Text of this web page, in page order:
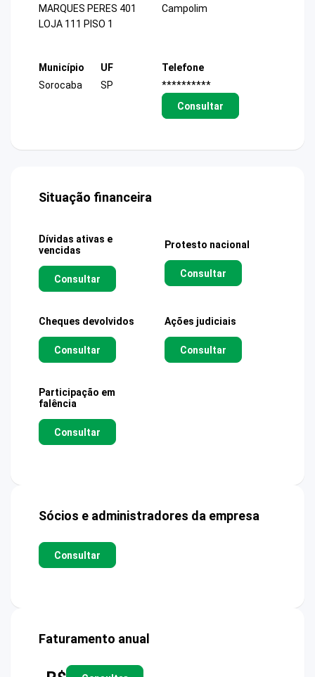
MARQUES PERES 401
LOJA 111 PISO 1
Campolim
Município
Sorocaba
UF
SP
Telefone
**********
Consultar
Situação financeira
Dívidas ativas e
vencidas
Consultar
Protesto nacional
Consultar
Cheques devolvidos
Consultar
Ações judiciais
Consultar
Participação em
falência
Consultar
Sócios e administradores da empresa
Consultar
Faturamento anual